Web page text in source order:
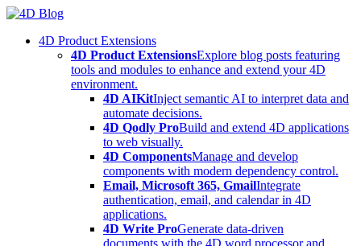
Skip
content4D Product Extensions
4D Product ExtensionsExplore blog posts featuring
tools and modules to enhance and extend your 4D
environment.
4D AIKitInject semantic AI to interpret data and
automate decisions.
4D Qodly ProBuild and extend 4D applications
to web visually.
4D ComponentsManage and develop
components with modern dependency control.
Email, Microsoft 365, GmailIntegrate
authentication, email, and calendar in 4D
applications.
4D Write ProGenerate data-driven
documents with the 4D word processor and